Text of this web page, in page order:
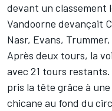
devant un
Vandoorne devançait
Nasr, Evans,
Après deux tours, la
avec 21 tours
pris la tête grâce à
chicane au fond du